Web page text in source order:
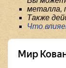
металла,
Также
Что